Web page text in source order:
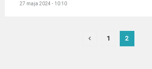
27 maja 2024 - 10:10
1 2